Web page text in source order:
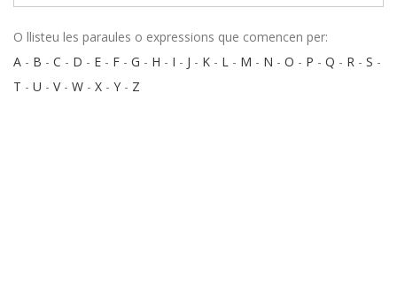
O llisteu les paraules o expressions que comencen per:
A - B - C - D - E - F - G - H - I - J - K - L - M - N - O - P - Q - R - S -
T - U - V- W - X - Y - Z